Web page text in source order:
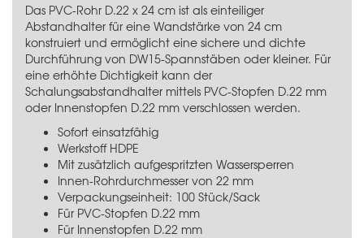
Das PVC-Rohr D.22 x 24 cm ist als einteiliger
Abstandhalter für eine Wandstärke von 24 cm
konstruiert und ermöglicht eine sichere und dichte
Durchführung von DW15-Spannstäben oder kleiner. Für
eine erhöhte Dichtigkeit kann der
Schalungsabstandhalter mittels PVC-Stopfen D.22 mm
oder Innenstopfen D.22 mm verschlossen werden.
Sofort einsatzfähig
Werkstoff HDPE
Mit zusätzlich aufgespritzten Wassersperren
Innen-Rohrdurchmesser von 22 mm
Verpackungseinheit: 100 Stück/Sack
Für PVC-Stopfen D.22 mm
Für Innenstopfen D.22 mm